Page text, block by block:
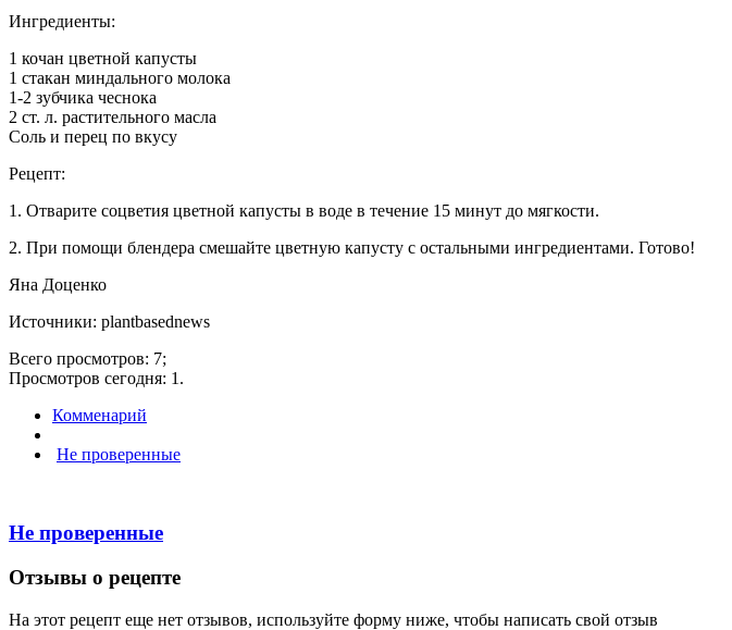
Ингредиенты:
1 кочан цветной капусты
1 стакан миндального молока
1-2 зубчика чеснока
2 ст. л. растительного масла
Соль и перец по вкусу
Рецепт:
1. Отварите соцветия цветной капусты в воде в течение 15 минут до мягкости.
2. При помощи блендера смешайте цветную капусту с остальными ингредиентами. Готово!
Яна Доценко
Источники: plantbasednews
Всего просмотров: 7;
Просмотров сегодня: 1.
Комменарий
Не проверенные
Не проверенные
Отзывы о рецепте
На этот рецепт еще нет отзывов, используйте форму ниже, чтобы написать свой отзыв